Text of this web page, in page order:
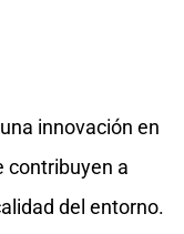
innovación en
contribuyen a
del entorno.